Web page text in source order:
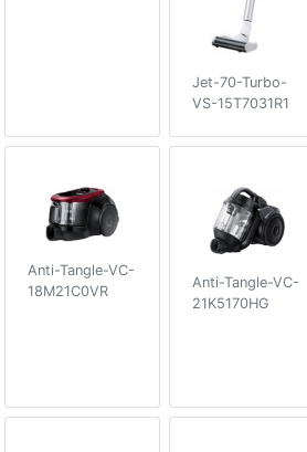
Jet-70-Turbo-
VS-15T7031R1
Anti-Tangle-VC-
18M21C0VR
Anti-Tangle-VC-
21K5170HG